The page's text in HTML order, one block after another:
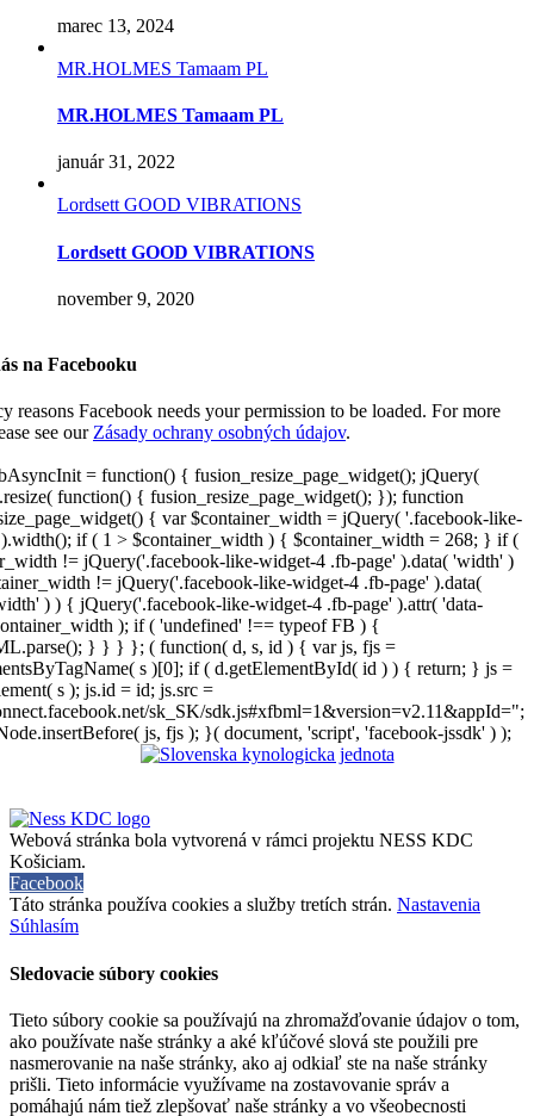
marec 13, 2024
MR.HOLMES Tamaam PL
MR.HOLMES Tamaam PL
január 31, 2022
Lordsett GOOD VIBRATIONS
Lordsett GOOD VIBRATIONS
november 9, 2020
na Facebooku
reasons Facebook needs your permission to be loaded. For more
see our Zásady ochrany osobných údajov.
= function() { fusion_resize_page_widget(); jQuery(
function() { fusion_resize_page_widget(); }); function
{ var $container_width = jQuery( '.facebook-like-
if ( 1 > $container_width ) { $container_width = 268; } if (
!= jQuery('.facebook-like-widget-4 .fb-page' ).data( 'width' )
!= jQuery('.facebook-like-widget-4 .fb-page' ).data(
) ) { jQuery('.facebook-like-widget-4 .fb-page' ).attr( 'data-
); if ( 'undefined' !== typeof FB ) {
} } } }; ( function( d, s, id ) { var js, fjs =
s )[0]; if ( d.getElementById( id ) ) { return; } js =
s ); js.id = id; js.src =
sk_SK/sdk.js#xfbml=1&version=v2.11&appId=";
js, fjs ); }( document, 'script', 'facebook-jssdk' ) );
Webová stránka bola vytvorená v rámci projektu NESS KDC
Košiciam.
Facebook
Táto stránka používa cookies a služby tretích strán. Nastavenia
Súhlasím
Sledovacie súbory cookies
Tieto súbory cookie sa používajú na zhromažďovanie údajov o tom,
ako používate naše stránky a aké kľúčové slová ste použili pre
nasmerovanie na naše stránky, ako aj odkiaľ ste na naše stránky
prišli. Tieto informácie využívame na zostavovanie správ a
pomáhajú nám tiež zlepšovať naše stránky a vo všeobecnosti